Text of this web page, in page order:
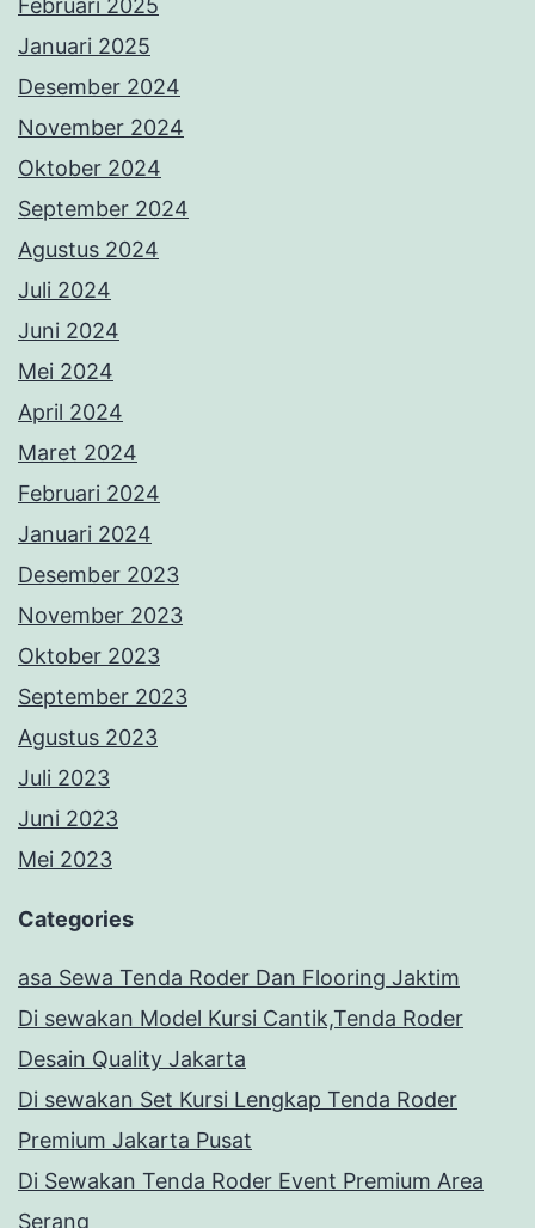
Januari 2025
Desember 2024
November 2024
Oktober 2024
September 2024
Agustus 2024
Juli 2024
Juni 2024
Mei 2024
April 2024
Maret 2024
Februari 2024
Januari 2024
Desember 2023
November 2023
Oktober 2023
September 2023
Agustus 2023
Juli 2023
Juni 2023
Mei 2023
Categories
asa Sewa Tenda Roder Dan Flooring Jaktim
Di sewakan Model Kursi Cantik,Tenda Roder
Desain Quality Jakarta
Di sewakan Set Kursi Lengkap Tenda Roder
Premium Jakarta Pusat
Di Sewakan Tenda Roder Event Premium Area
Serang